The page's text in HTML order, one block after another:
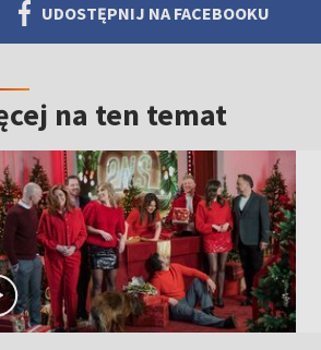
UDOSTĘPNIJ NA FACEBOOKU
na ten temat